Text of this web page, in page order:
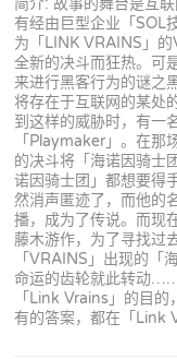
简介: 故事的舞台是互
有经由巨型企业「SOL
为「LINK VRAINS」的
全新的决斗而狂热。可
来进行黑客行为的谜之
将存在于互联网的某处
到这样的威胁时，有一
「Playmaker」。在
的决斗将「海诺因骑士
诺因骑士团」都想要得
然消声匿迹了，而他的
播，成为了传说。而现
藤木游作，为了寻找过
「VRAINS」出现的「
命运的齿轮就此转动
「Link Vrains」的目
有的答案，都在「Link